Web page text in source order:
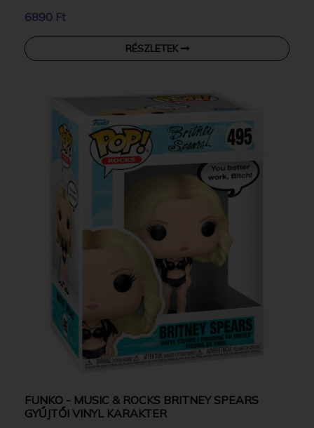
6890 Ft
RÉSZLETEK
FUNKO - MUSIC & ROCKS BRITNEY SPEARS
GYŰJTŐI VINYL KARAKTER